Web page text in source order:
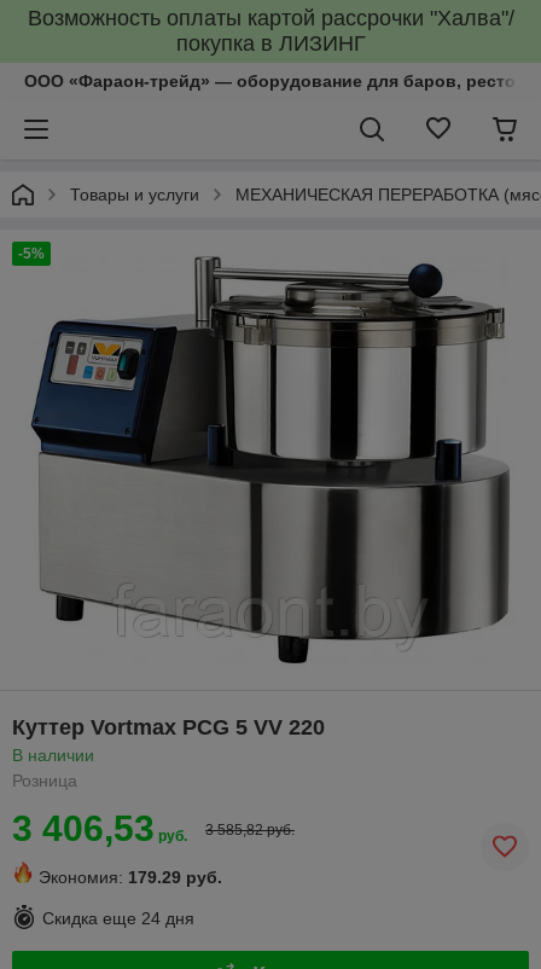
Возможность оплаты картой рассрочки "Халва"/
покупка в ЛИЗИНГ
ООО «Фараон-трейд»‎ — оборудование для баров,
Товары и услуги МЕХАНИЧЕСКАЯ ПЕРЕРАБОТКА
-5%
Куттер Vortmax PCG 5 VV 220
В наличии
Розница
3 406,53 руб. 3 585,82 руб.
Экономия: 179.29 руб.
Скидка еще 24 дня